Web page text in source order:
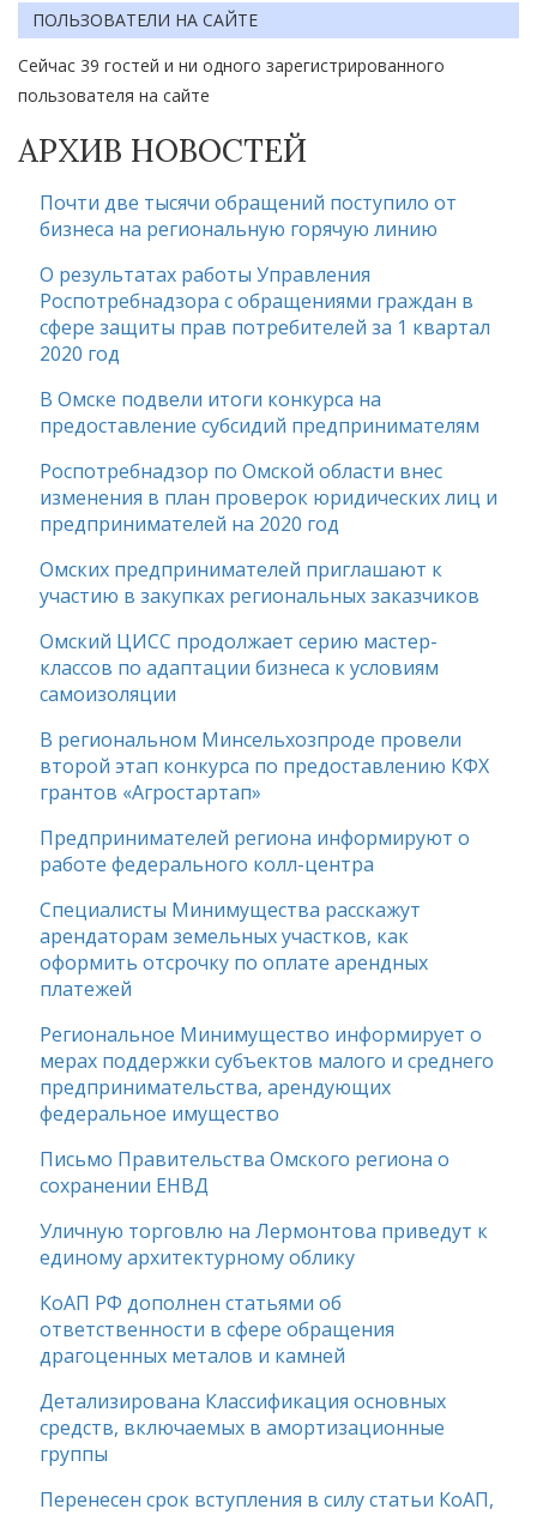
ПОЛЬЗОВАТЕЛИ НА САЙТЕ
Сейчас 39 гостей и ни одного зарегистрированного
пользователя на сайте
АРХИВ НОВОСТЕЙ
Почти две тысячи обращений поступило от
бизнеса на региональную горячую линию
О результатах работы Управления
Роспотребнадзора с обращениями граждан в
сфере защиты прав потребителей за 1 квартал
2020 год
В Омске подвели итоги конкурса на
предоставление субсидий предпринимателям
Роспотребнадзор по Омской области внес
изменения в план проверок юридических лиц и
предпринимателей на 2020 год
Омских предпринимателей приглашают к
участию в закупках региональных заказчиков
Омский ЦИСС продолжает серию мастер-
классов по адаптации бизнеса к условиям
самоизоляции
В региональном Минсельхозпроде провели
второй этап конкурса по предоставлению КФХ
грантов «Агростартап»
Предпринимателей региона информируют о
работе федерального колл-центра
Специалисты Минимущества расскажут
арендаторам земельных участков, как
оформить отсрочку по оплате арендных
платежей
Региональное Минимущество информирует о
мерах поддержки субъектов малого и среднего
предпринимательства, арендующих
федеральное имущество
Письмо Правительства Омского региона о
сохранении ЕНВД
Уличную торговлю на Лермонтова приведут к
единому архитектурному облику
КоАП РФ дополнен статьями об
ответственности в сфере обращения
драгоценных металов и камней
Детализирована Классификация основных
средств, включаемых в амортизационные
группы
Перенесен срок вступления в силу статьи КоАП,